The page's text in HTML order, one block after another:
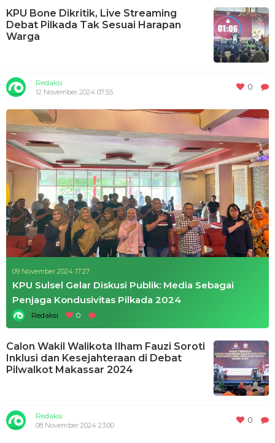
KPU Bone Dikritik, Live Streaming
Debat Pilkada Tak Sesuai Harapan
Warga
Redaksi
12 November 2024 07:55
0
09 November 2024 17:27
KPU Sulsel Gelar Diskusi Publik: Media Sebagai
Penjaga Kondusivitas Pilkada 2024
Redaksi 0
Calon Wakil Walikota Ilham Fauzi Soroti
Inklusi dan Kesejahteraan di Debat
Pilwalkot Makassar 2024
Redaksi
08 November 2024 23:00
0